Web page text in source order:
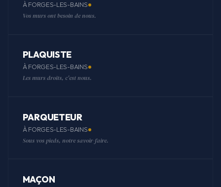
À FORGES-LES-BAINS
Vos murs ont besoin de nous.
PLAQUISTE
À FORGES-LES-BAINS
Les murs droits, c'est nous.
PARQUETEUR
À FORGES-LES-BAINS
Sous vos pieds, notre savoir-faire.
MAÇON